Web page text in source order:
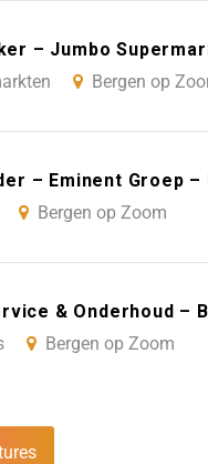
– Jumbo
Bergen op
– Eminent Groep –
Bergen op Zoom
& Onderhoud –
Bergen op Zoom